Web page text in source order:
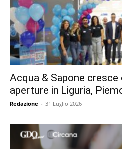
Acqua & Sapone cresce
aperture in Liguria,
Redazione - 31 Luglio 2026